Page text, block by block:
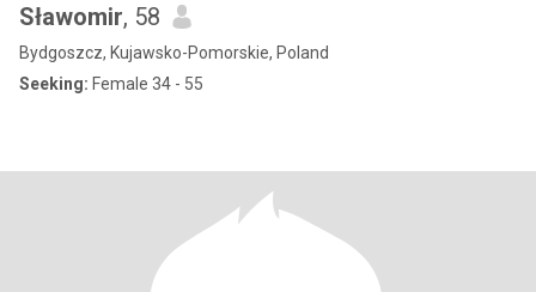
Sławomir, 58
Bydgoszcz, Kujawsko-Pomorskie, Poland
Seeking: Female 34 - 55